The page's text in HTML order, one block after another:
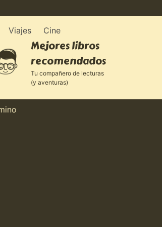
Viajes Cine
Mejores libros
recomendados
Tu compañero de lecturas
(y aventuras)